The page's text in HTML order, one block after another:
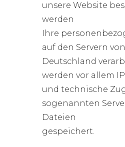
unsere Website
werden
Ihre
auf den Servern
Deutschland
werden vor allem
und technische
sogenannten
Dateien
gespeichert.